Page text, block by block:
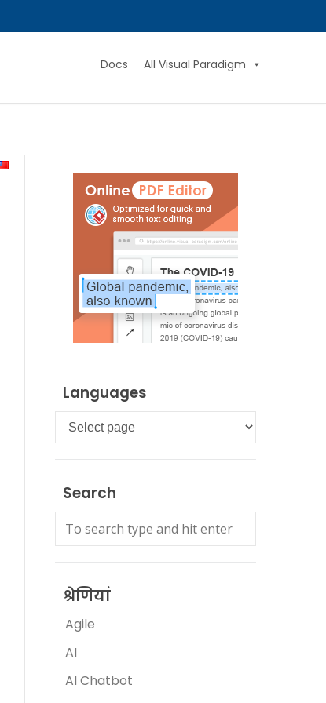
Docs All Visual Paradigm
Languages
Languages
Search
श्रेणियां
Agile
AI
AI Chatbot